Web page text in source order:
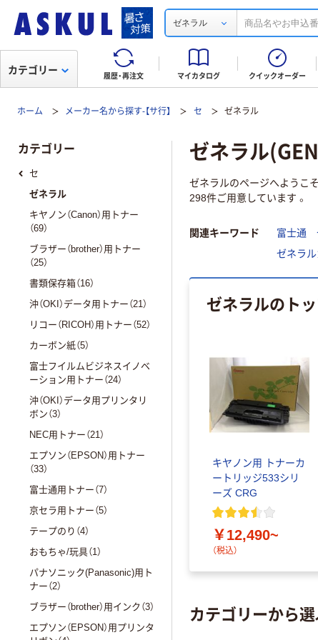
ゼネラル
履歴・再注文 マイカタログ クイックオーダー
カテゴリー
ホーム メーカー名から探す-【サ行】 セ ゼネラル
ゼネラル
ゼネラルのページへようこ
298件ご用意しています 。
関連キーワード 富士通
ゼネラ
ゼネラルのト
キヤノン用 トナーカ
ートリッジ533シリ
ーズ CRG
￥12,490~
（税込）
カテゴリーから
カテゴリー
セ
ゼネラル
キヤノン（Canon）用トナー
（69）
ブラザー（brother）用トナー
（25）
書類保存箱（16）
沖（OKI）データ用トナー（21）
リコー（RICOH）用トナー（52）
カーボン紙（5）
富士フイルムビジネスイノベ
ーション用トナー（24）
沖（OKI）データ用プリンタリ
ボン（3）
NEC用トナー（21）
エプソン（EPSON）用トナー
（33）
富士通用トナー（7）
京セラ用トナー（5）
テープのり（4）
おもちゃ/玩具（1）
パナソニック(Panasonic)用ト
ナー（2）
ブラザー（brother）用インク（3）
エプソン（EPSON）用プリンタ